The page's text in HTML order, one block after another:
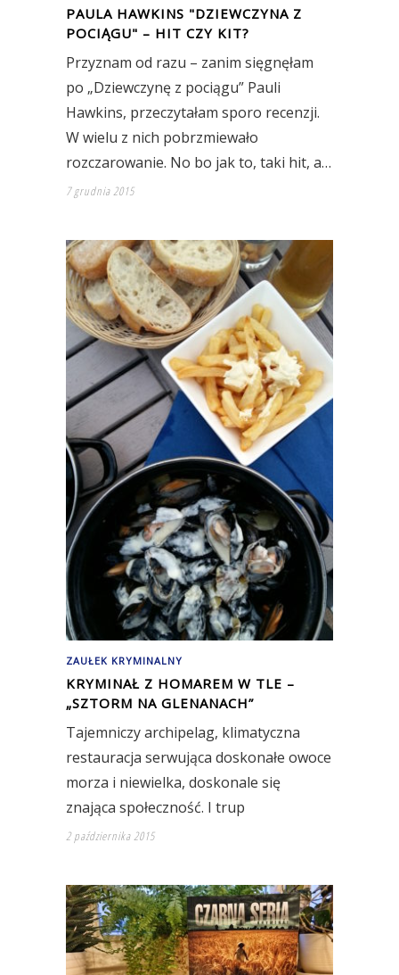
PAULA HAWKINS "DZIEWCZYNA Z
POCIĄGU" – HIT CZY KIT?
Przyznam od razu – zanim sięgnęłam
po „Dziewczynę z pociągu” Pauli
Hawkins, przeczytałam sporo recenzji.
W wielu z nich pobrzmiewało
rozczarowanie. No bo jak to, taki hit, a…
7 grudnia 2015
ZAUŁEK KRYMINALNY
KRYMINAŁ Z HOMAREM W TLE –
„SZTORM NA GLENANACH”
Tajemniczy archipelag, klimatyczna
restauracja serwująca doskonałe owoce
morza i niewielka, doskonale się
znająca społeczność. I trup
2 października 2015